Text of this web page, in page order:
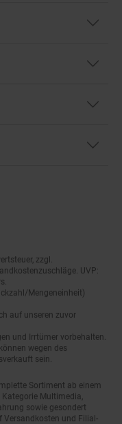
zzgl.
UVP:
Mengeneinheit)
auf unseren zuvor
und Irrtümer vorbehalten.
wegen des
sein.
Sortiment ab einem
Multimedia,
sowie gesondert
Versandkosten und Filial-